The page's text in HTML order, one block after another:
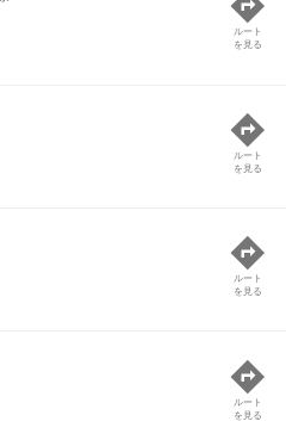
ルート
を見る
ルート
を見る
ルート
を見る
ルート
を見る